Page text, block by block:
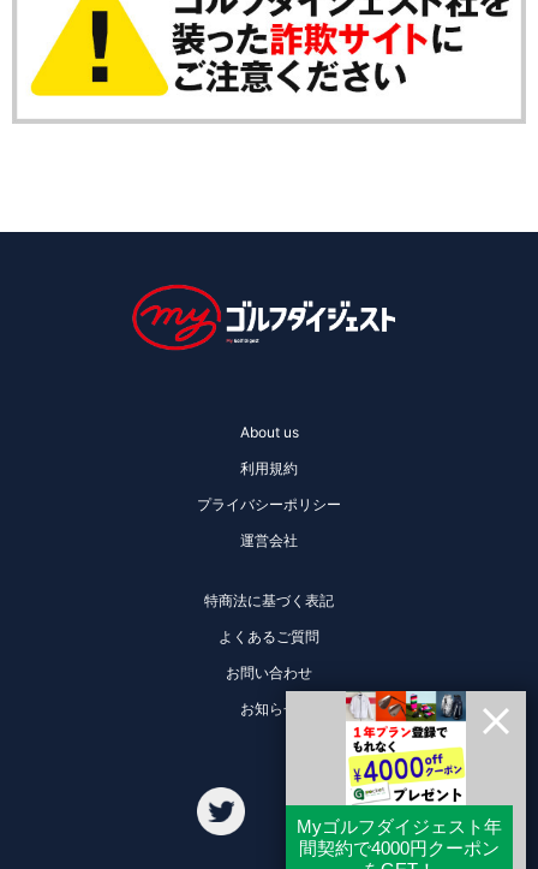
About us
利用規約
プライバシーポリシー
運営会社
特商法に基づく表記
よくあるご質問
お問い合わせ
お知らせ